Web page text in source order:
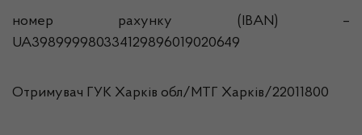
номер рахунку (IBAN) –
UA398999980334129896019020649
Отримувач ГУК Харків обл/МТГ Харкiв/22011800